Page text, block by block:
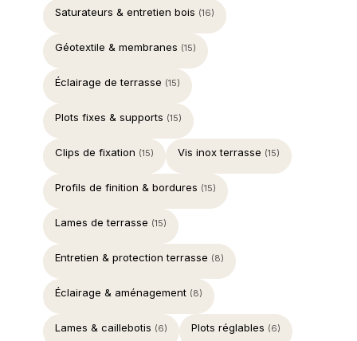
Saturateurs & entretien bois (16)
Géotextile & membranes (15)
Éclairage de terrasse (15)
Plots fixes & supports (15)
Clips de fixation (15) Vis inox terrasse (15)
Profils de finition & bordures (15)
Lames de terrasse (15)
Entretien & protection terrasse (8)
Éclairage & aménagement (8)
Lames & caillebotis (6) Plots réglables (6)